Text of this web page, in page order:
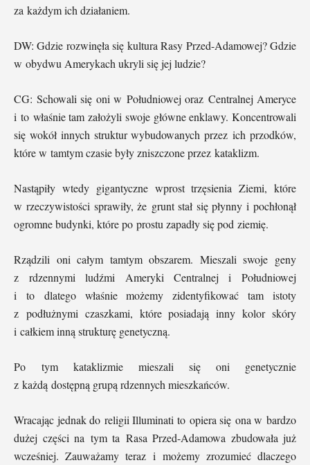
za każdym ich działaniem.
DW: Gdzie rozwinęła się kultura Rasy Przed-Adamowej? Gdzie
w obydwu Amerykach ukryli się jej ludzie?
CG: Schowali się oni w Południowej oraz Centralnej Ameryce
i to właśnie tam założyli swoje główne enklawy. Koncentrowali
się wokół innych struktur wybudowanych przez ich przodków,
które w tamtym czasie były zniszczone przez kataklizm.
Nastąpiły wtedy gigantyczne wprost trzęsienia Ziemi, które
w rzeczywistości sprawiły, że grunt stał się płynny i pochłonął
ogromne budynki, które po prostu zapadły się pod ziemię.
Rządzili oni całym tamtym obszarem. Mieszali swoje geny
z rdzennymi ludźmi Ameryki Centralnej i Południowej
i to dlatego właśnie możemy zidentyfikować tam istoty
z podłużnymi czaszkami, które posiadają inny kolor skóry
i całkiem inną strukturę genetyczną.
Po tym kataklizmie mieszali się oni genetycznie
z każdą dostępną grupą rdzennych mieszkańców.
Wracając jednak do religii Illuminati to opiera się ona w bardzo
dużej części na tym ta Rasa Przed-Adamowa zbudowała już
wcześniej. Zauważamy teraz i możemy zrozumieć dlaczego